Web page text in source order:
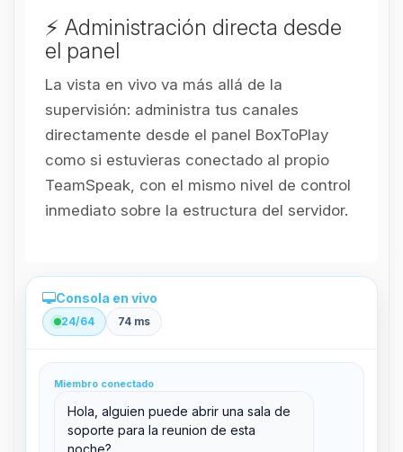
⚡ Administración directa desde
el panel
La vista en vivo va más allá de la
supervisión: administra tus canales
directamente desde el panel BoxToPlay
como si estuvieras conectado al propio
TeamSpeak, con el mismo nivel de control
inmediato sobre la estructura del servidor.
Consola en vivo
24/64 74 ms
Miembro conectado
Hola, alguien puede abrir una sala de
soporte para la reunion de esta
noche?